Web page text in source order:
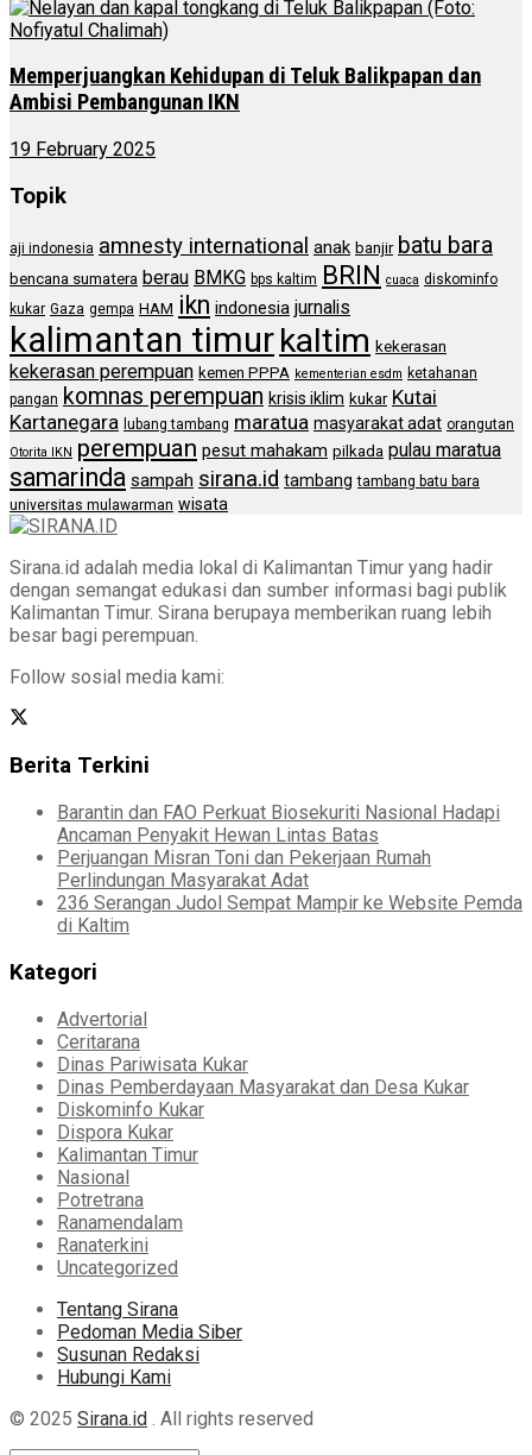
Memperjuangkan Kehidupan di Teluk Balikpapan dan
Ambisi Pembangunan IKN
19 February 2025
Topik
aji indonesia amnesty international anak banjir batu bara
bencana sumatera berau BMKG bps kaltim BRIN cuaca diskominfo
kukar Gaza gempa HAM ikn indonesia jurnalis
kalimantan timurkaltim kekerasan
kekerasan perempuan kemen PPPA kementerian esdm ketahanan
pangan komnas perempuan krisis iklim kukar Kutai
Kartanegara lubang tambang maratua masyarakat adat orangutan
Otorita IKN perempuan pesut mahakam pilkada pulau maratua
samarinda sampah sirana.id tambang tambang batu bara
universitas mulawarman wisata
Sirana.id adalah media lokal di Kalimantan Timur yang hadir
dengan semangat edukasi dan sumber informasi bagi publik
Kalimantan Timur. Sirana berupaya memberikan ruang lebih
besar bagi perempuan.
Follow sosial media kami:
Berita Terkini
Barantin dan FAO Perkuat Biosekuriti Nasional Hadapi
Ancaman Penyakit Hewan Lintas Batas
Perjuangan Misran Toni dan Pekerjaan Rumah
Perlindungan Masyarakat Adat
236 Serangan Judol Sempat Mampir ke Website Pemda
di Kaltim
Kategori
Advertorial
Ceritarana
Dinas Pariwisata Kukar
Dinas Pemberdayaan Masyarakat dan Desa Kukar
Diskominfo Kukar
Dispora Kukar
Kalimantan Timur
Nasional
Potretrana
Ranamendalam
Ranaterkini
Uncategorized
Tentang Sirana
Pedoman Media Siber
Susunan Redaksi
Hubungi Kami
© 2025 Sirana.id . All rights reserved